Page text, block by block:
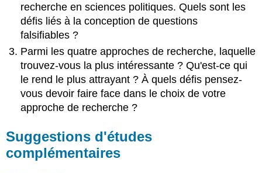
recherche en sciences politiques. Quels sont les
défis liés à la conception de questions
falsifiables ?
Parmi les quatre approches de recherche, laquelle
trouvez-vous la plus intéressante ? Qu'est-ce qui
le rend le plus attrayant ? À quels défis pensez-
vous devoir faire face dans le choix de votre
approche de recherche ?
Suggestions d'études
complémentaires